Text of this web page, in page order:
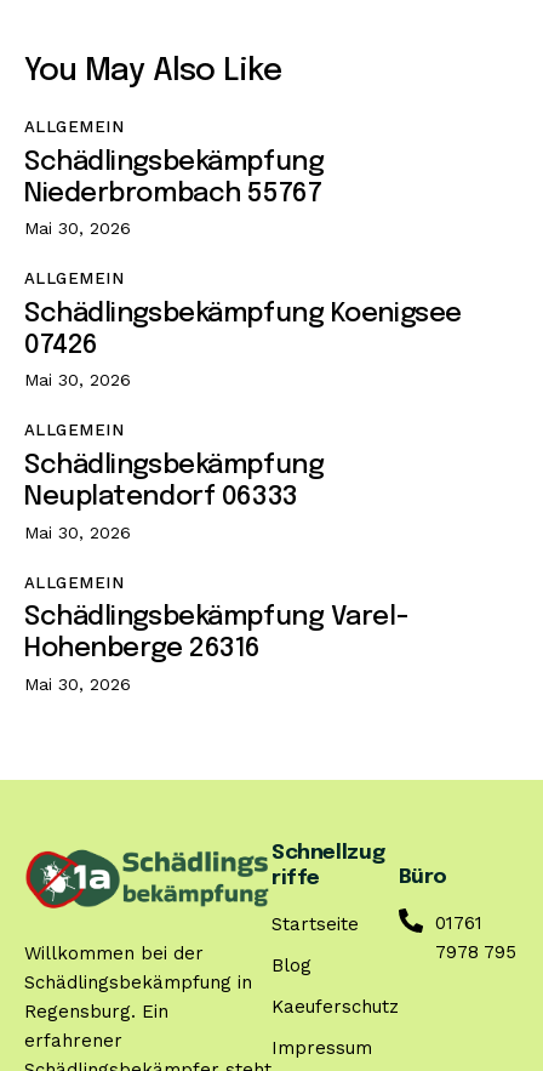
You May Also Like
ALLGEMEIN
Schädlingsbekämpfung
Niederbrombach 55767
Mai 30, 2026
ALLGEMEIN
Schädlingsbekämpfung Koenigsee
07426
Mai 30, 2026
ALLGEMEIN
Schädlingsbekämpfung
Neuplatendorf 06333
Mai 30, 2026
ALLGEMEIN
Schädlingsbekämpfung Varel-
Hohenberge 26316
Mai 30, 2026
Willkommen bei der
Schädlingsbekämpfung in
Regensburg. Ein
erfahrener
Schnellzug
riffe
Startseite
Blog
Kaeuferschutz
Impressum
Büro
01761
7978 795